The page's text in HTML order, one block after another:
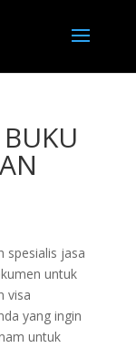
spesialis jasa
untuk
visa
yang ingin
untuk